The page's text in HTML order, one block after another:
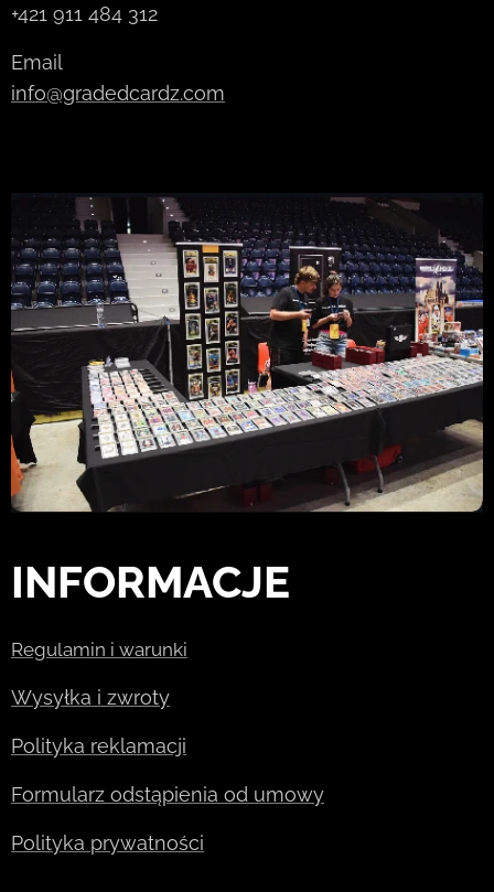
+421 911 484 312
Email
info@gradedcardz.com
INFORMACJE
Regulamin i warunki
Wysyłka i zwroty
Polityka reklamacji
Formularz odstąpienia od umowy
Polityka prywatności